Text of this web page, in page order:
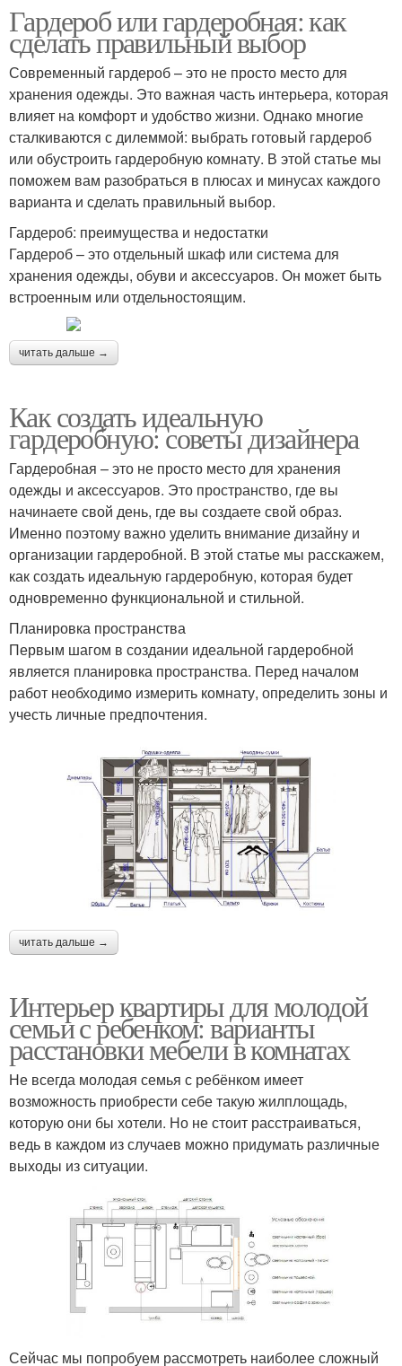
Гардероб или гардеробная: как
сделать правильный выбор
Современный гардероб – это не просто место для
хранения одежды. Это важная часть интерьера, которая
влияет на комфорт и удобство жизни. Однако многие
сталкиваются с дилеммой: выбрать готовый гардероб
или обустроить гардеробную комнату. В этой статье мы
поможем вам разобраться в плюсах и минусах каждого
варианта и сделать правильный выбор.
Гардероб: преимущества и недостатки
Гардероб – это отдельный шкаф или система для
хранения одежды, обуви и аксессуаров. Он может быть
встроенным или отдельностоящим.
читать дальше →
Как создать идеальную
гардеробную: советы дизайнера
Гардеробная – это не просто место для хранения
одежды и аксессуаров. Это пространство, где вы
начинаете свой день, где вы создаете свой образ.
Именно поэтому важно уделить внимание дизайну и
организации гардеробной. В этой статье мы расскажем,
как создать идеальную гардеробную, которая будет
одновременно функциональной и стильной.
Планировка пространства
Первым шагом в создании идеальной гардеробной
является планировка пространства. Перед началом
работ необходимо измерить комнату, определить зоны и
учесть личные предпочтения.
читать дальше →
Интерьер квартиры для молодой
семьи с ребенком: варианты
расстановки мебели в комнатах
Не всегда молодая семья с ребёнком имеет
возможность приобрести себе такую жилплощадь,
которую они бы хотели. Но не стоит расстраиваться,
ведь в каждом из случаев можно придумать различные
выходы из ситуации.
Сейчас мы попробуем рассмотреть наиболее сложный